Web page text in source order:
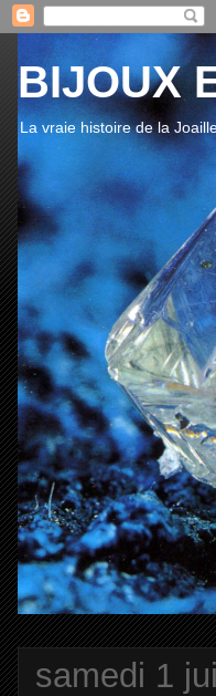
BIJOUX
La vraie histoire de la
samedi 1